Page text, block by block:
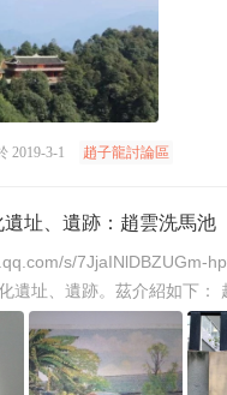
2019-3-1 趙子龍討論區
址、遺跡：趙雲洗馬池
hpf49DFg 錦江區三國文化遺址、遺跡：